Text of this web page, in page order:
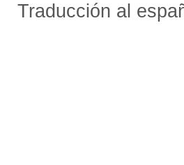
Traducción al